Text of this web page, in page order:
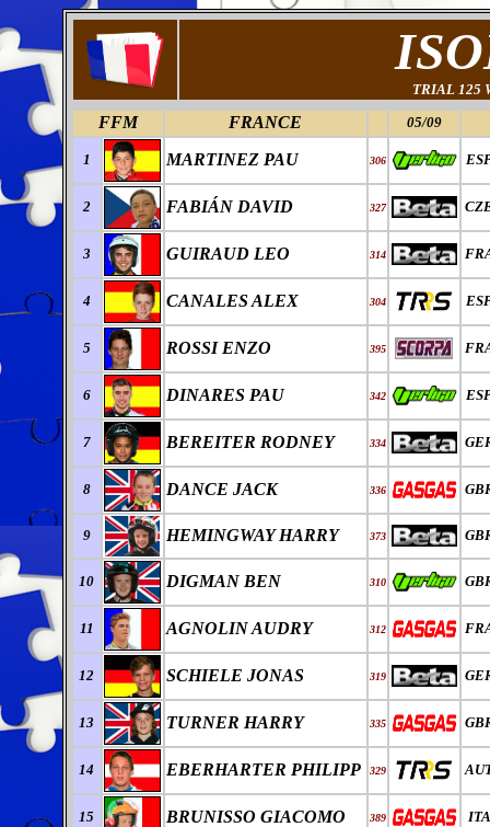
TRIAL 125
FFM FRANCE 05/09
1 MARTINEZ PAU 306
2 FABIÁN DAVID 327
3 GUIRAUD LEO 314
4 CANALES ALEX 304
5 ROSSI ENZO 395
6 DINARES PAU 342
7 BEREITER RODNEY 334
8 DANCE JACK 336
9 HEMINGWAY HARRY 373
10 DIGMAN BEN 310
11 AGNOLIN AUDRY 312
12 SCHIELE JONAS 319
13 TURNER HARRY 335
14 EBERHARTER PHILIPP 329
15 BRUNISSO GIACOMO 389 ITA